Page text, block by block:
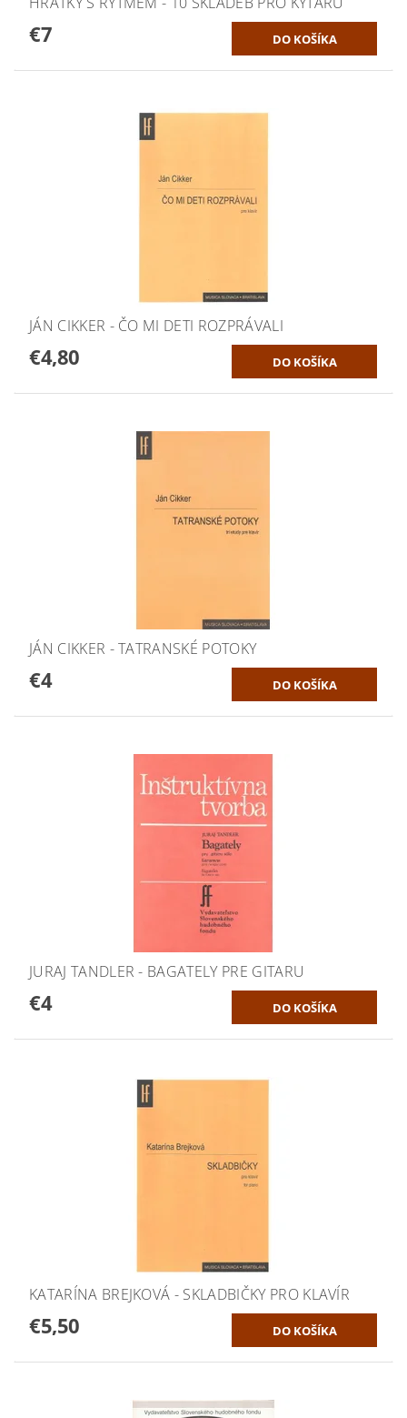
€7
JÁN CIKKER - ČO MI DETI ROZPRÁVALI
€4,80
JÁN CIKKER - TATRANSKÉ POTOKY
€4
JURAJ TANDLER - BAGATELY PRE GITARU
€4
KATARÍNA BREJKOVÁ - SKLADBIČKY PRO KLAVÍR
€5,50